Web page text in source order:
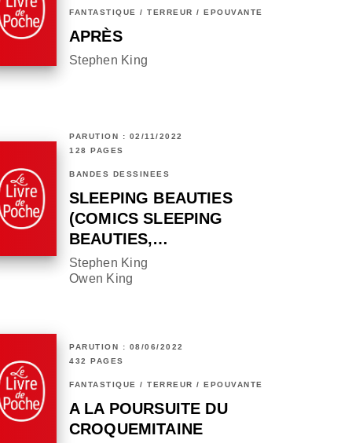
FANTASTIQUE / TERREUR / EPOUVANTE
APRÈS
Stephen King
PARUTION : 02/11/2022
128 PAGES
BANDES DESSINÉES
SLEEPING BEAUTIES
(COMICS SLEEPING
BEAUTIES,…
Stephen King
Owen King
PARUTION : 08/06/2022
432 PAGES
FANTASTIQUE / TERREUR / EPOUVANTE
A LA POURSUITE DU
CROQUEMITAINE